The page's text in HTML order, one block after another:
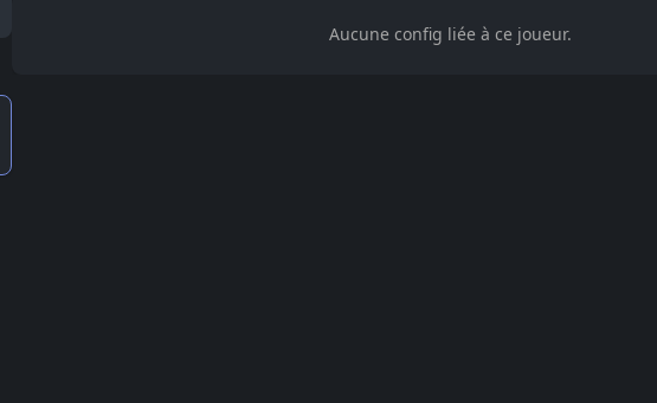
Aucune config liée à ce joueur.